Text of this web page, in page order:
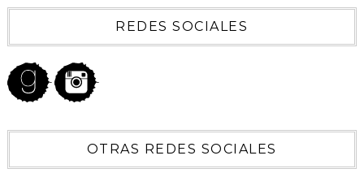
REDES SOCIALES
OTRAS REDES SOCIALES